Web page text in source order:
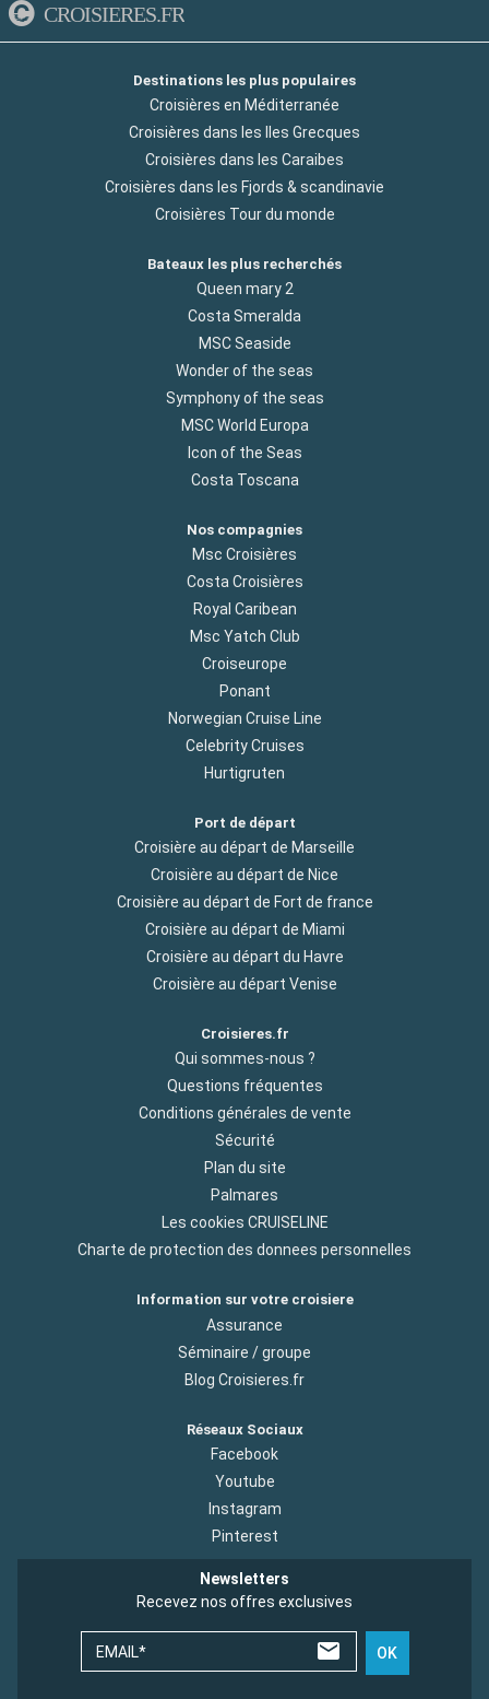
CROISIERES.FR
Destinations les plus populaires
Croisières en Méditerranée
Croisières dans les Iles Grecques
Croisières dans les Caraibes
Croisières dans les Fjords & scandinavie
Croisières Tour du monde
Bateaux les plus recherchés
Queen mary 2
Costa Smeralda
MSC Seaside
Wonder of the seas
Symphony of the seas
MSC World Europa
Icon of the Seas
Costa Toscana
Nos compagnies
Msc Croisières
Costa Croisières
Royal Caribean
Msc Yatch Club
Croiseurope
Ponant
Norwegian Cruise Line
Celebrity Cruises
Hurtigruten
Port de départ
Croisière au départ de Marseille
Croisière au départ de Nice
Croisière au départ de Fort de france
Croisière au départ de Miami
Croisière au départ du Havre
Croisière au départ Venise
Croisieres.fr
Qui sommes-nous ?
Questions fréquentes
Conditions générales de vente
Sécurité
Plan du site
Palmares
Les cookies CRUISELINE
Charte de protection des donnees personnelles
Information sur votre croisiere
Assurance
Séminaire / groupe
Blog Croisieres.fr
Réseaux Sociaux
Facebook
Youtube
Instagram
Pinterest
Newsletters
Recevez nos offres exclusives
EMAIL* OK